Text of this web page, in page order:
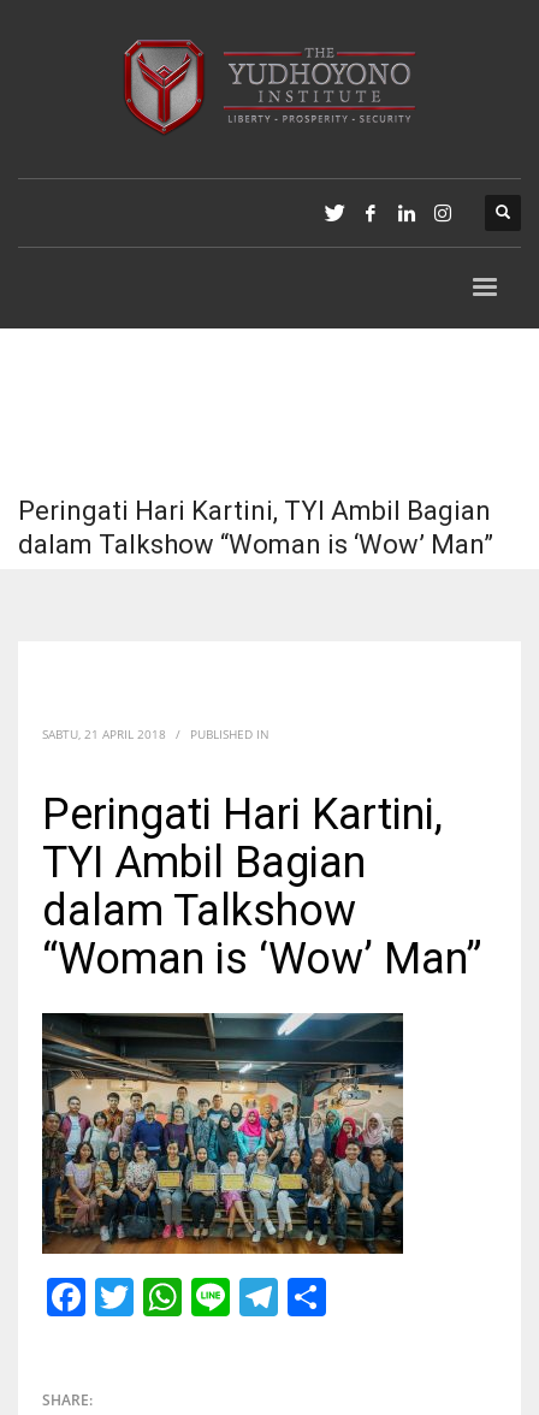
Peringati Hari Kartini, TYI Ambil Bagian
dalam Talkshow “Woman is ‘Wow’ Man”
SABTU, 21 APRIL 2018 / PUBLISHED IN
Peringati Hari Kartini,
TYI Ambil Bagian
dalam Talkshow
“Woman is ‘Wow’ Man”
Facebook
Twitter
WhatsApp
LineTelegram